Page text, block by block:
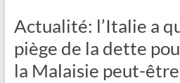
Actualité: l’Italie a
piège de la dette
la Malaisie peut-